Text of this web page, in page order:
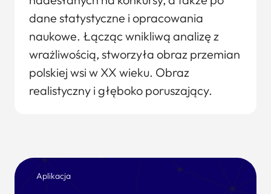
dane statystyczne i opracowania
naukowe. Łącząc wnikliwą analizę z
wrażliwością, stworzyła obraz przemian
polskiej wsi w XX wieku. Obraz
realistyczny i głęboko poruszający.
Aplikacja